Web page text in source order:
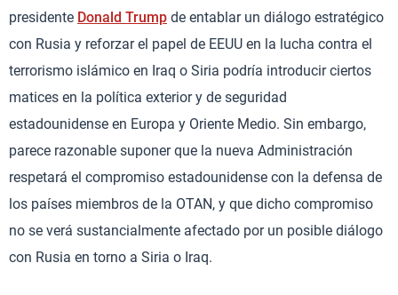
presidente Donald Trump de entablar un diálogo estratégico
con Rusia y reforzar el papel de EEUU en la lucha contra el
terrorismo islámico en Iraq o Siria podría introducir ciertos
matices en la política exterior y de seguridad
estadounidense en Europa y Oriente Medio. Sin embargo,
parece razonable suponer que la nueva Administración
respetará el compromiso estadounidense con la defensa de
los países miembros de la OTAN, y que dicho compromiso
no se verá sustancialmente afectado por un posible diálogo
con Rusia en torno a Siria o Iraq.